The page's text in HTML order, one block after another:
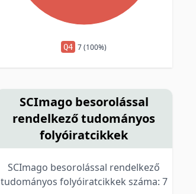
Q4 7 (100%)
SCImago besorolással
rendelkező tudományos
folyóiratcikkek
SCImago besorolással rendelkező
tudományos folyóiratcikkek száma: 7